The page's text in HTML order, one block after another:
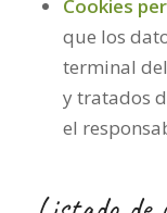
Cookies
que los
terminal
y tratados
el